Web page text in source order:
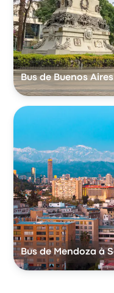
Bus de Buenos
Bus de Mendoza à